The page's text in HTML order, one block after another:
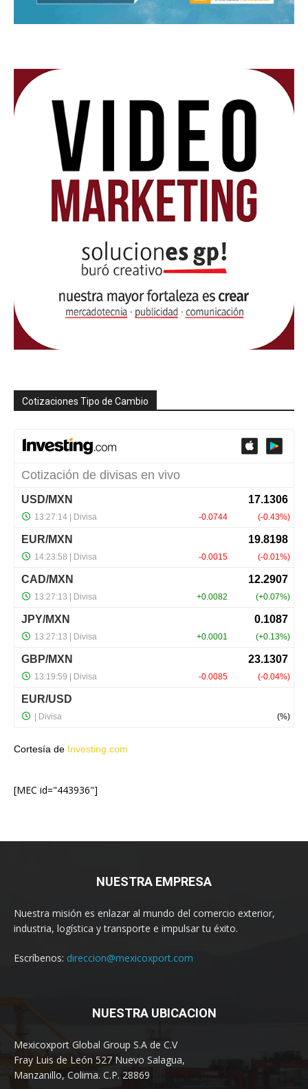
Cotizaciones Tipo de Cambio
Cortesía de Investing.com
[MEC id="443936"]
NUESTRA EMPRESA
Nuestra misión es enlazar al mundo del comercio exterior,
industria, logística y transporte e impulsar tu éxito.
Escríbenos: direccion@mexicoxport.com
NUESTRA UBICACION
Mexicoxport Global Group S.A de C.V
Fray Luis de León 527 Nuevo Salagua,
Manzanillo, Colima. C.P. 28869